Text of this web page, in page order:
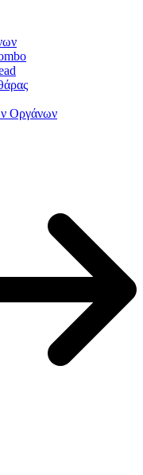
Οργάνων